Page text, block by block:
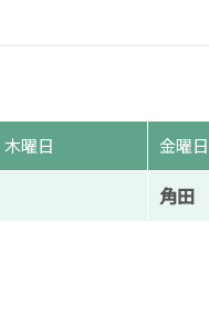
木曜日 金曜日
角田